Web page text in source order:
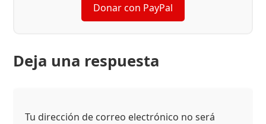
Donar con PayPal
Deja una respuesta
Tu dirección de correo electrónico no será